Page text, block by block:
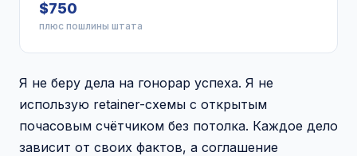
$750
плюс пошлины штата
Я не беру дела на гонорар успеха. Я не
использую retainer-схемы с открытым
почасовым счётчиком без потолка. Каждое дело
зависит от своих фактов, а соглашение